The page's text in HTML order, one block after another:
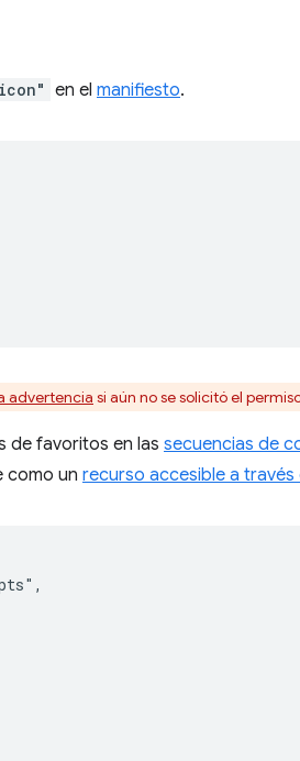
en el manifiesto.
advertencia si aún no se solicitó el
de favoritos en las secuencias de
como un recurso accesible a través